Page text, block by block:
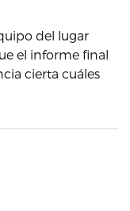
del lugar
el informe final
cierta cuáles